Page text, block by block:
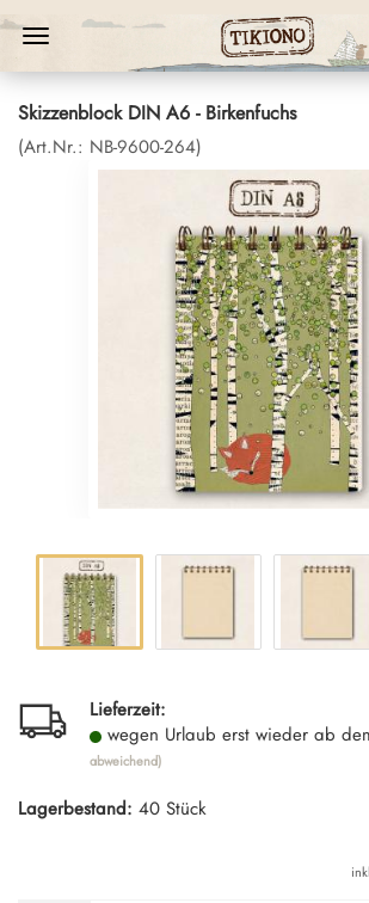
Skizzenblock DIN A6 - Birkenfuchs
(Art.Nr.: NB-9600-264)
Lieferzeit:
wegen Urlaub erst wieder ab
abweichend)
Lagerbestand: 40 Stück